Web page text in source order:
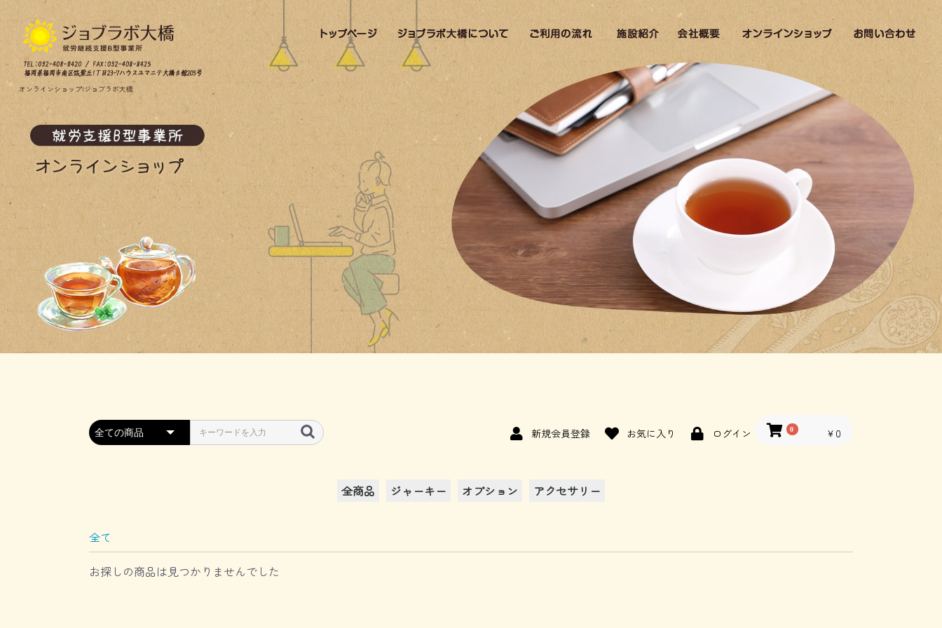
オンラインショップ|ジョブラボ大橋
新規会員登録 お気に入り ログイン 0 ￥0
全商品 ジャーキー オプション アクセサリー
全て
お探しの商品は見つかりませんでした